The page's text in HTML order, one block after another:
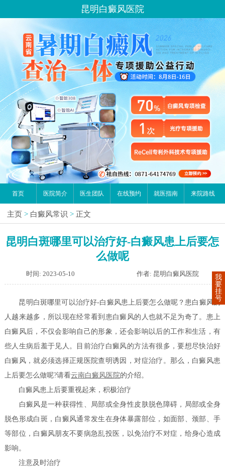
昆明白癜风医院
首页 医院简介 医生团队 在线预约 就医指南 来院路线
主页 > 白癜风常识 > 正文
昆明白斑哪里可以治疗好-白癜风患上后要怎
么做呢
时间: 2023-05-10 作者: 昆明白癜风医院
昆明白斑哪里可以治疗好-白癜风患上后要怎么做呢？患白癜风的
人越来越多，所以现在经常看到患白癜风的人也就不足为奇了。患上
白癜风后，不仅会影响自己的形象，还会影响以后的工作和生活，有
些人生病后羞于见人。目前治疗白癜风的方法有很多，要想尽快治好
白癜风，就必须选择正规医院查明诱因，对症治疗。那么，白癜风患
上后要怎么做呢?请看云南白癜风医院的介绍。
白癜风患上后要重视起来，积极治疗
白癜风是一种获得性、局部或全身性皮肤脱色障碍，局部或全身
脱色形成白斑，白癜风通常发生在身体暴露部位，如面部、颈部、手
等部位，白癜风朋友不要病急乱投医，以免治疗不对症，给身心造成
影响。
注意及时治疗
我
要
挂
号